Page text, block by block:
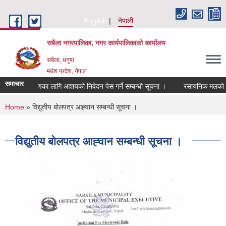
English
नेपाली
सबैला नगरपालिका, नगर कार्यपालिकाको कार्यालय
सबैला, धनुषा
मधेश प्रदेश, नेपाल
समाचार
लेखापरिक्षणका लागि आशयको निवेदन पेस गर्ने सम्बन्धी सूचना । रसायनिक मलको
You are here
Home » विद्युतीय बोलपत्र आह्‍वान सम्बन्धी सूचना ।
विद्युतीय बोलपत्र आह्‍वान सम्बन्धी सूचना ।